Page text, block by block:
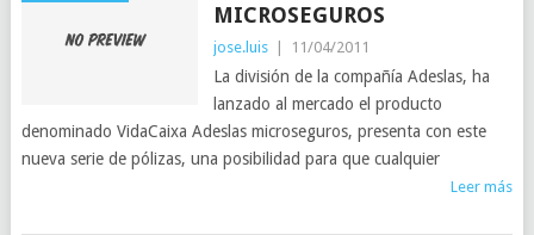
MICROSEGUROS
jose.luis 11/04/2011
La división de la compañía Adeslas, ha
lanzado al mercado el producto
denominado VidaCaixa Adeslas microseguros, presenta con este
nueva serie de pólizas, una posibilidad para que cualquier
Leer más